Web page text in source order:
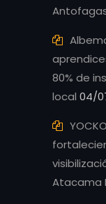
80% de
local 04/
Atacama